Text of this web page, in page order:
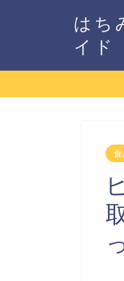
はち
イド
食